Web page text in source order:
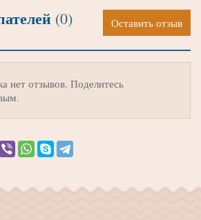
(0) Оставить отзыв
нет отзывов. Поделитесь